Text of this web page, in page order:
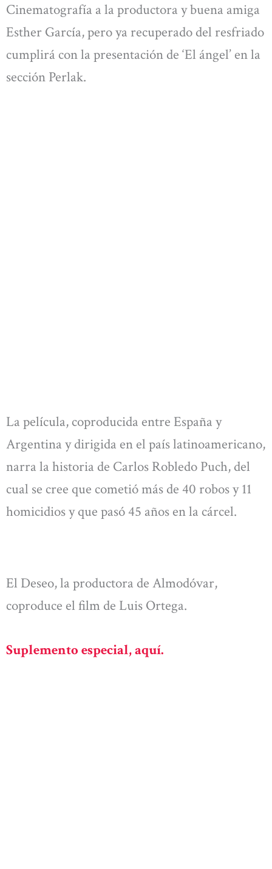
Cinematografía a la productora y buena amiga
Esther García, pero ya recuperado del resfriado
cumplirá con la presentación de ‘El ángel’ en la
sección Perlak.
La película, coproducida entre España y
Argentina y dirigida en el país latinoamericano,
narra la historia de Carlos Robledo Puch, del
cual se cree que cometió más de 40 robos y 11
homicidios y que pasó 45 años en la cárcel.
El Deseo, la productora de Almodóvar,
coproduce el film de Luis Ortega.
Suplemento especial, aquí.